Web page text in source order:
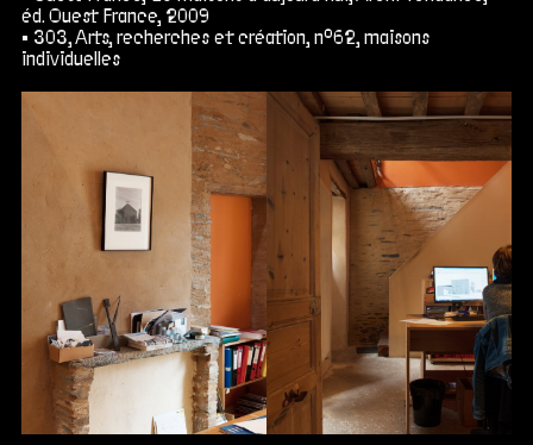
éd. Ouest France, 2009
303, Arts, recherches et création, n°62, maisons
individuelles